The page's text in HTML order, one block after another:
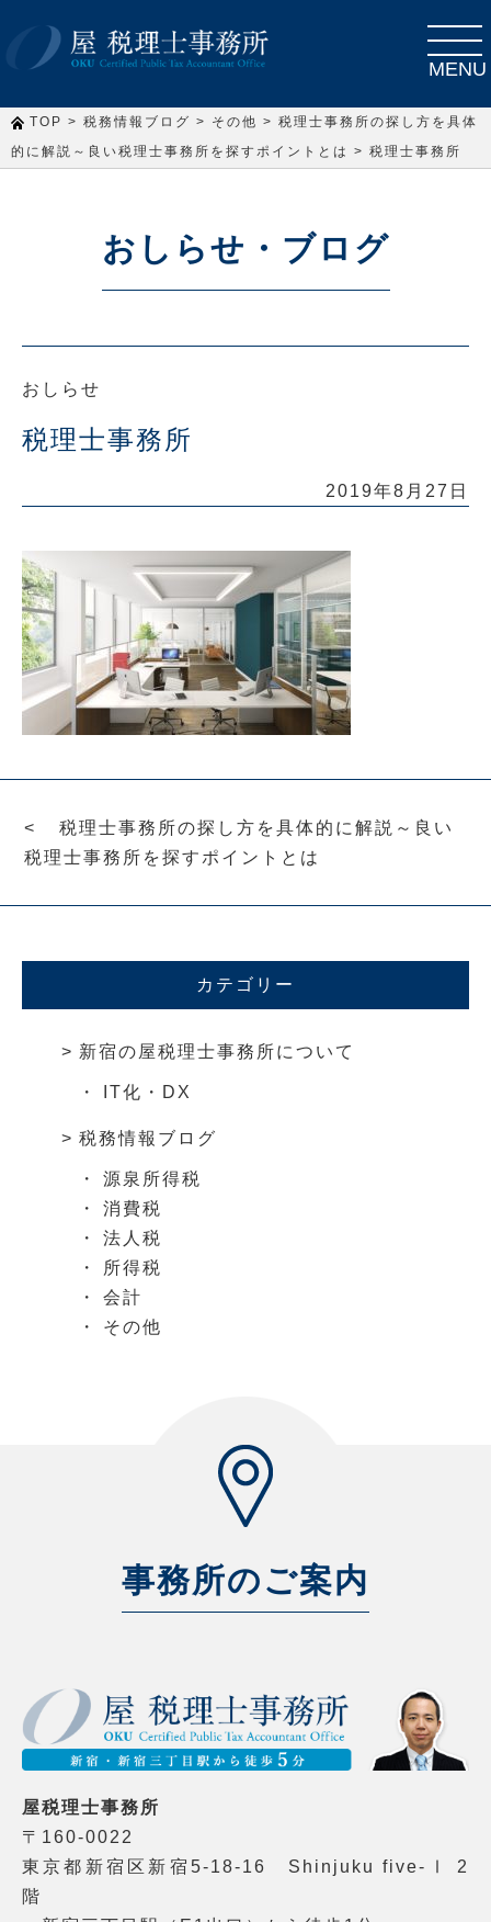
toggle
MENU
TOP > 税務情報ブログ > その他 > 税理士事務所の探し方を具体
的に解説～良い税理士事務所を探すポイントとは > 税理士事務所
おしらせ・ブログ
おしらせ
税理士事務所
2019年8月27日
税理士事務所の探し方を具体的に解説～良い
税理士事務所を探すポイントとは
カテゴリー
新宿の屋税理士事務所について
IT化・DX
税務情報ブログ
源泉所得税
消費税
法人税
所得税
会計
その他
事務所のご案内
屋税理士事務所
〒160-0022
東京都新宿区新宿5-18-16 Shinjuku five-Ⅰ 2
階